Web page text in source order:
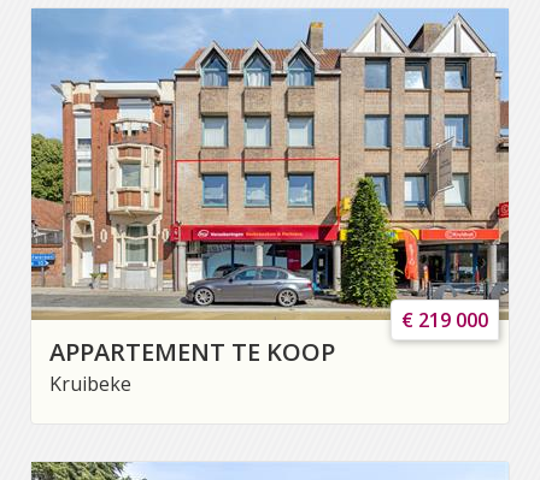
APPARTEMENT TE KOOP
Kruibeke
€ 219 000